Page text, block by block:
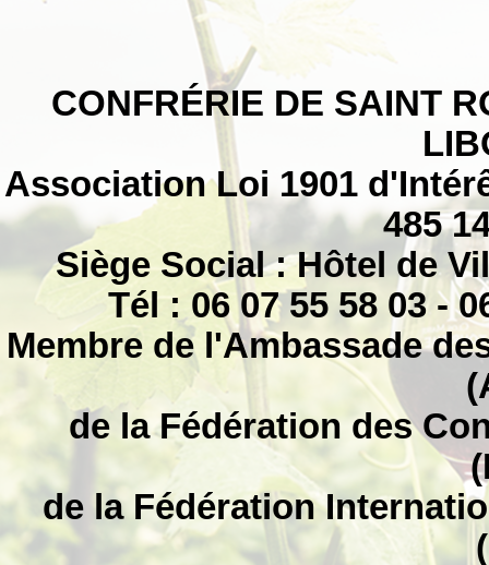
CONFRÉRIE DE SAINT
Association Loi 1901
485
Siège Social : Hôtel de
Tél : 06 07 55 58 03 -
Membre de l'Ambassade
de la Fédération des
de la Fédération